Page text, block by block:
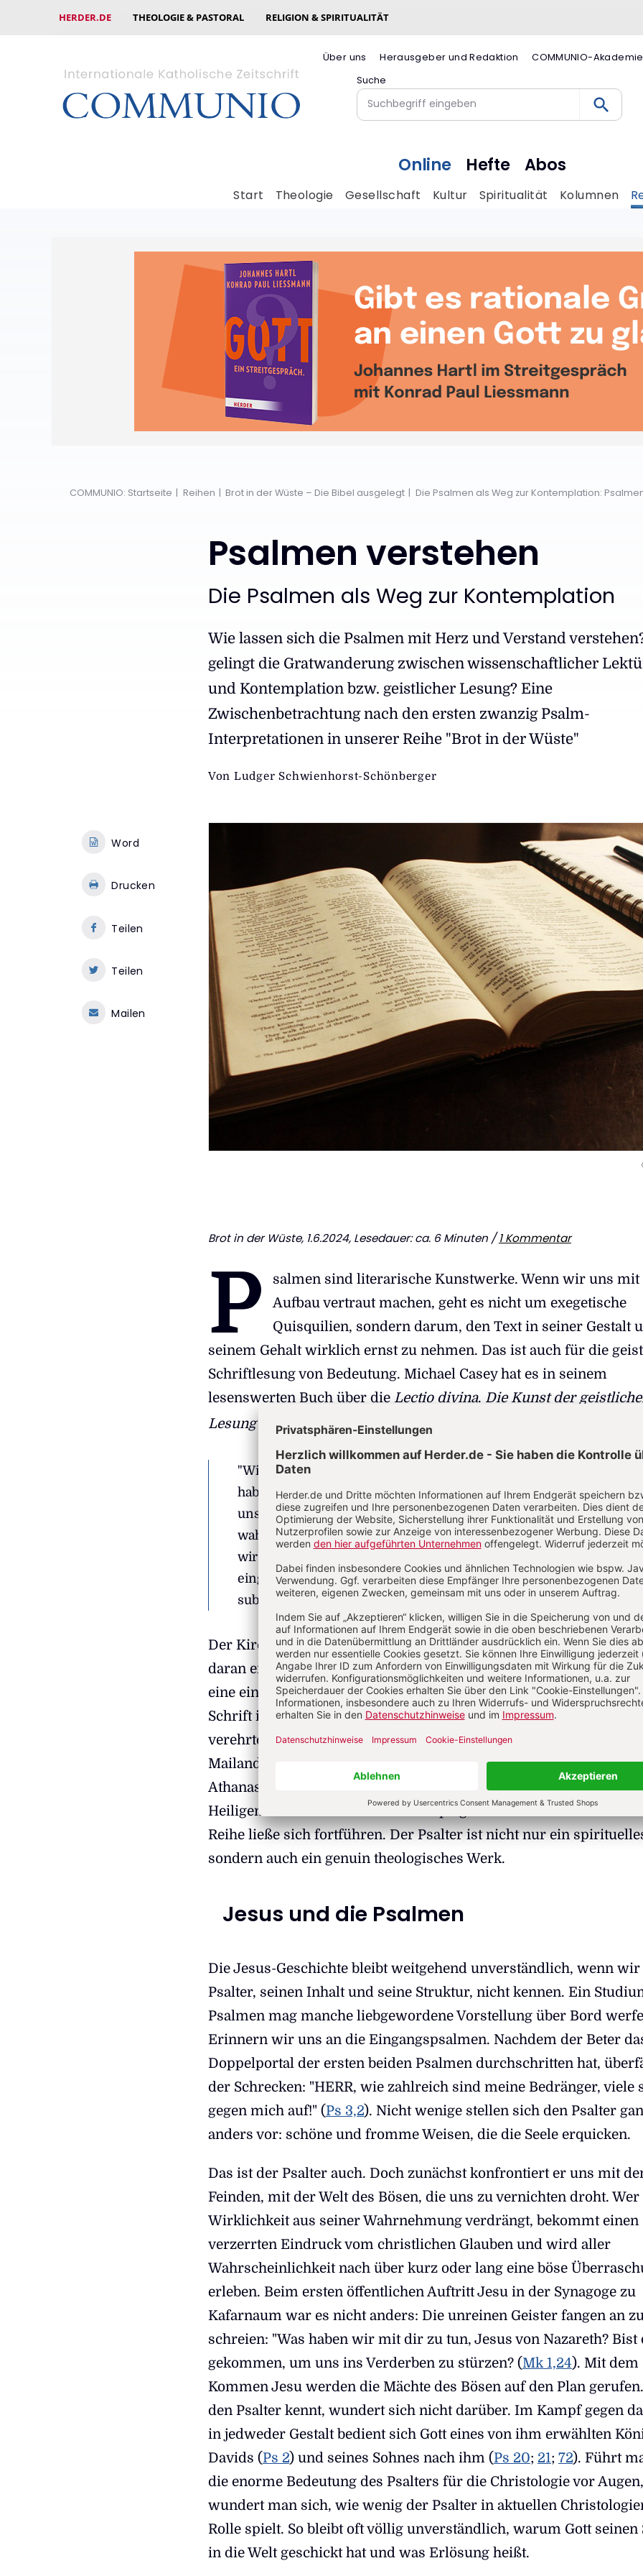
HERDER.DE THEOLOGIE & PASTORAL RELIGION & SPIRITUALITÄT
Über uns Herausgeber und Redaktion
COMMUNIO-Akademie
Suche
Online Hefte Abos
Start Theologie Gesellschaft Kultur Spiritualität Kolumnen
COMMUNIO: Startseite Reihen Brot in der Wüste – Die Bibel ausgelegt Die Psalmen als Weg zur Kontemplation:
Psalmen verstehen
:
Die Psalmen als Weg zur Kontemplation
Wie lassen sich die Psalmen mit Herz und Verstand
gelingt die Gratwanderung zwischen wissenschaftlicher
und Kontemplation bzw. geistlicher Lesung? Eine
Zwischenbetrachtung nach den ersten zwanzig Psalm-
Interpretationen in unserer Reihe "Brot in der Wüste"
Von Ludger Schwienhorst-Schönberger
Brot in der Wüste, 1.6.2024, Lesedauer: ca. 6 Minuten /1 Kommentar
P
salmen sind literarische Kunstwerke. Wenn wir uns
Aufbau vertraut machen, geht es nicht um exegetische
Quisquilien, sondern darum, den Text in seiner Gestalt
seinem Gehalt wirklich ernst zu nehmen. Das ist auch für die
Schriftlesung von Bedeutung. Michael Casey hat es in seinem
lesenswerten Buch über die Lectio divina. Die Kunst der
Lesung(Sankt Ottilien, 2010, 18) so ausgedrückt:
"Wir müssen das Risiko eingehen, wirklich zu lesen, was wir vor
haben, und dem Werk erlauben, zu Herz und Gewissen zu
unseren Blick in eine Richtung zu lenken, die wir zuvor nicht
wahrgenommen haben. […] Wenn wir dielectioauf das
wir von früher ohnehin schon kennen, bewegen wir uns in
eingefahrenen Spuren und Gottes Wort kann uns nur schwer von
subjektiven und vorgefassten Meinungen lösen."
Der Kirchenhistoriker und Patrologe Hermann Josef Sieben SJ
daran erinnert, dass nach der Überzeugung der Alten Kirche dem
eine einzigartige Bedeutung zukommt: Unter allen Büchern der
Schrift ist der Psalter "das meist gebrauchte und das am höchsten
verehrte" (Schlüssel zum Psalter, Paderborn 2011, 9). Für
Mailand war die gesamte Christologie bereits im Psalter enthalten.
Athanasius von Alexandrien sah im Psalter ein Kompendium der
Heiligen Schrift und zudem einen Spiegel der menschlichen
Reihe ließe sich fortführen. Der Psalter ist nicht nur ein
sondern auch ein genuin theologisches Werk.
Jesus und die Psalmen
Die Jesus-Geschichte bleibt weitgehend unverständlich, wenn wir
Psalter, seinen Inhalt und seine Struktur, nicht kennen. Ein
Psalmen mag manche liebgewordene Vorstellung über Bord
Erinnern wir uns an die Eingangspsalmen. Nachdem der Beter
Doppelportal der ersten beiden Psalmen durchschritten hat,
der Schrecken: "HERR, wie zahlreich sind meine Bedränger, viele
gegen mich auf!" (Ps 3,2). Nicht wenige stellen sich den Psalter
anders vor: schöne und fromme Weisen, die die Seele erquicken.
Das ist der Psalter auch. Doch zunächst konfrontiert er uns mit
Feinden, mit der Welt des Bösen, die uns zu vernichten droht. Wer
Wirklichkeit aus seiner Wahrnehmung verdrängt, bekommt einen
verzerrten Eindruck vom christlichen Glauben und wird aller
Wahrscheinlichkeit nach über kurz oder lang eine böse
erleben. Beim ersten öffentlichen Auftritt Jesu in der Synagoge zu
Kafarnaum war es nicht anders: Die unreinen Geister fangen an
schreien: "Was haben wir mit dir zu tun, Jesus von Nazareth? Bist
gekommen, um uns ins Verderben zu stürzen? (Mk 1,24). Mit dem
Kommen Jesu werden die Mächte des Bösen auf den Plan
den Psalter kennt, wundert sich nicht darüber. Im Kampf gegen
in jedweder Gestalt bedient sich Gott eines von ihm erwählten
Davids (Ps 2) und seines Sohnes nach ihm (Ps 20; 21; 72). Führt
die enorme Bedeutung des Psalters für die Christologie vor Augen,
wundert man sich, wie wenig der Psalter in aktuellen
Rolle spielt. So bleibt oft völlig unverständlich, warum Gott seinen
in die Welt geschickt hat und was Erlösung heißt.
Word
Drucken
Teilen
Teilen
Mailen